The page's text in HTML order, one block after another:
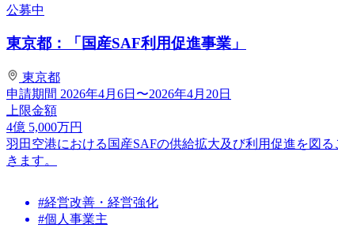
公募中
東京都：「国産SAF利用促進事業」
東京都
申請期間 2026年4月6日〜2026年4月20日
上限金額
4億 5,000万円
羽田空港における国産SAFの供給拡大及び利用促進を図
きます。
#経営改善・経営強化
#個人事業主